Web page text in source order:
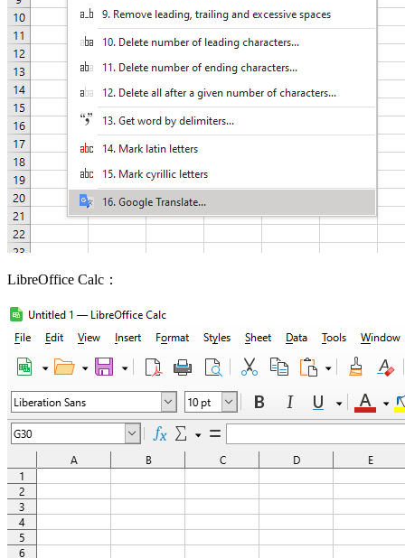
LibreOffice Calc：